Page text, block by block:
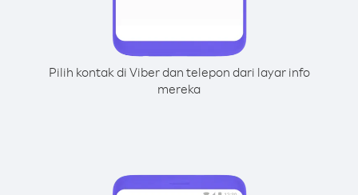
Pilih kontak di Viber dan telepon dari layar info
mereka